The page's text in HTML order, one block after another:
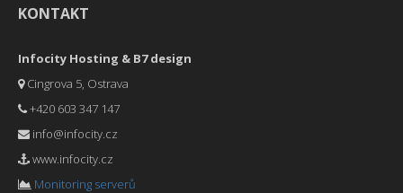
KONTAKT
Infocity Hosting & B7 design
Cingrova 5, Ostrava
+420 603 347 147
info@infocity.cz
www.infocity.cz
Monitoring serverů